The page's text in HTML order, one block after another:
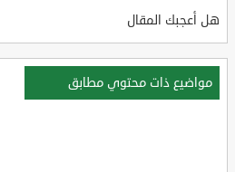
هل أعجبك المقال
مواضيع ذات محتوي مطابق